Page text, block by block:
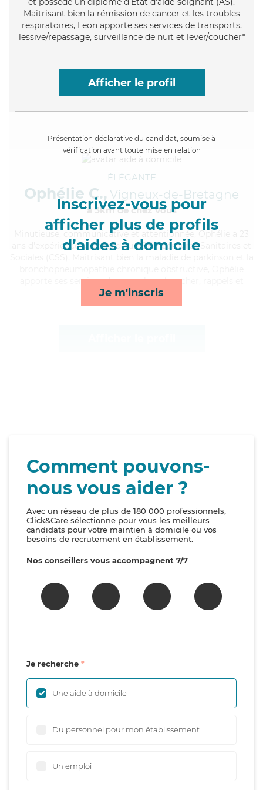
Maitrisant bien la rémission de cancer et les troubles
respiratoires, Leon apporte ses services de transports,
lessive/repassage, surveillance de nuit et lever/coucher*
Afficher le profil
Présentation déclarative du candidat, soumise à
vérification avant toute mise en relation
Inscrivez-vous pour
afficher plus de profils
d’aides à domicile
Je m'inscris
ÉLÉGANTE
Ophélie C., Vigneux-de-Bretagne
à 5km de chez Vous
, communicative et attentionnée, Ophélie a 23
ans d'expérience et possède un BEP Carrières Sanitaires et
apporte ses services de repas, lever/coucher, rappels et
compagnie/loisirs*
Comment pouvons-
nous vous aider ?
Avec un réseau de plus de 180 000 professionnels,
Click&Care sélectionne pour vous les meilleurs
candidats pour votre maintien à domicile ou vos
besoins de recrutement en établissement.
Nos conseillers vous accompagnent 7/7
Je recherche
Une aide à domicile
Du personnel pour mon établissement
Un emploi